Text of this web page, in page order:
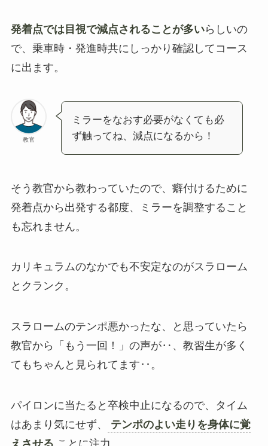
発着点では目視で減点されることが多いらしいの
で、乗車時・発進時共にしっかり確認してコース
に出ます。
教官
ミラーをなおす必要がなくても必
ず触ってね、減点になるから！
そう教官から教わっていたので、癖付けるために
発着点から出発する都度、ミラーを調整すること
も忘れません。
カリキュラムのなかでも不安定なのがスラローム
とクランク。
スラロームのテンポ悪かったな、と思っていたら
教官から「もう一回！」の声が‥、教習生が多く
てもちゃんと見られてます･･。
パイロンに当たると卒検中止になるので、タイム
はあまり気にせず、
テンポのよい走りを身体に覚